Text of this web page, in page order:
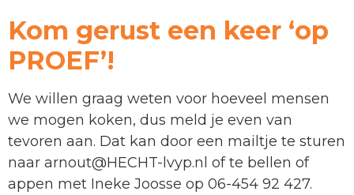
Kom gerust een keer ‘op
PROEF’!
We willen graag weten voor hoeveel mensen
we mogen koken, dus meld je even van
tevoren aan. Dat kan door een mailtje te sturen
naar arnout@HECHT-lvyp.nl of te bellen of
appen met Ineke Joosse op 06-454 92 427.